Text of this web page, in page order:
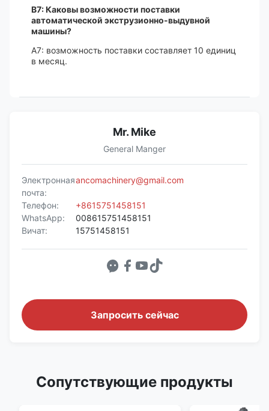
В7: Каковы возможности поставки
автоматической экструзионно-выдувной
машины?
A7: возможность поставки составляет 10 единиц
в месяц.
Mr. Mike
General Manger
Электронная
почта:
ancomachinery@gmail.com
Телефон:
+8615751458151
WhatsApp:
008615751458151
Вичат:
15751458151
Запросить сейчас
Сопутствующие продукты